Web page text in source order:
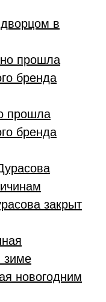
в
прошла
бренда
закрыт
новогодним